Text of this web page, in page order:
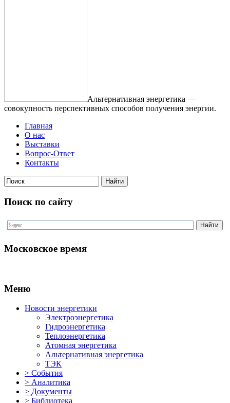
Альтернативная энергетика —
совокупность перспективных способов получения энергии.
Главная
О нас
Выставки
Вопрос-Ответ
Контакты
Поиск по сайту
Московское время
Меню
Новости энергетики
Электроэнергетика
Гидроэнергетика
Теплоэнергетика
Атомная энергетика
Альтернативная энергетика
ТЭК
> События
> Аналитика
> Документы
> Библиотека